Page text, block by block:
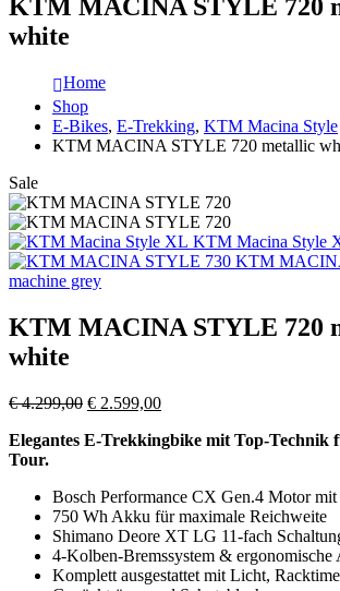
KTM MACINA STYLE 720
white
Home
Shop
E-Bikes, E-Trekking, KTM Macina Style
KTM MACINA STYLE 720 metallic
Sale
KTM Macina Style
KTM
machine grey
KTM MACINA STYLE 720
white
€4.299,00 Ursprünglicher
war:
€ 2.599,00Aktueller
ist:
Elegantes E-Trekkingbike mit Top-Technik
Tour.
Bosch Performance CX Gen.4 Motor
750 Wh Akku für maximale Reichweite
Shimano Deore XT LG 11-fach
4-Kolben-Bremssystem & ergonomische
Komplett ausgestattet mit Licht,